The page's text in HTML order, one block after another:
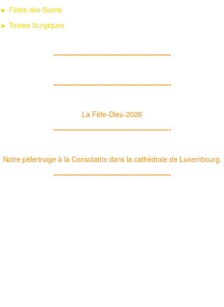
► Fêtes des Saints
► Textes liturgiques
-----------------------------------------------
-----------------------------------------------
La Fête-Dieu-2026
-----------------------------------------------
Notre pèlerinage à la Consolatrix dans la cathédrale de Luxembourg.
-----------------------------------------------